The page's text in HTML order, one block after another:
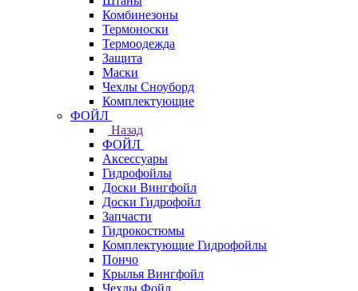
Комбинезоны
Термоноски
Термоодежда
Защита
Маски
Чехлы Сноуборд
Комплектующие
ФОЙЛ
Назад
ФОЙЛ
Аксессуары
Гидрофойлы
Доски Вингфойл
Доски Гидрофойл
Запчасти
Гидрокостюмы
Комплектующие Гидрофойлы
Пончо
Крылья Вингфойл
Чехлы Фойл